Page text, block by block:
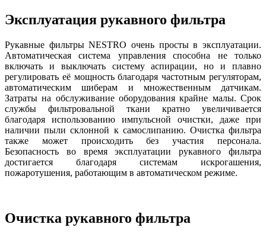
Эксплуатация рукавного фильтра
Рукавные фильтры NESTRO очень просты в эксплуатации.
Автоматическая система управления способна не только
включать и выключать систему аспирации, но и плавно
регулировать её мощность благодаря частотным регуляторам,
автоматическим шиберам и множественным датчикам.
Затраты на обслуживание оборудования крайне малы. Срок
службы фильтровальной ткани кратно увеличивается
благодаря использованию импульсной очистки, даже при
наличии пыли склонной к самослипанию. Очистка фильтра
также может происходить без участия персонала.
Безопасность во время эксплуатации рукавного фильтра
достигается благодаря системам искрогашения,
пожаротушения, работающим в автоматическом режиме.
Очистка рукавного фильтра